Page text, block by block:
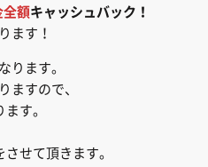
全額キャッシュバック！
ます！
ります。
ますので、
す。
せて頂きます。